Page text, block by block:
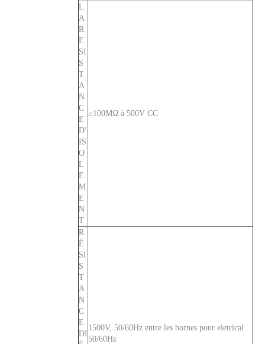
L
A
R
E
SI
S
T
A
N
C
E
D'
IS
O
L
E
M
E
N
T
≥100MΩ à 500V CC
R
É
SI
S
T
A
N
C
E
DI
1500V, 50/60Hz entre les bornes pour eletrical
50/60Hz